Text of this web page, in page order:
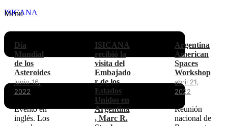
ISICANA
Menu
Día
Mundial
de los
Asteroides
junio 16,
2022
Evento en
inglés. Los
ISICANA
recibió la
visita del
Embajado
r de los
Estados
Unidos en
Argentina
, Marc R.
Argentina
American
Spaces
Workshop
abril 21,
2022
Reunión
nacional de